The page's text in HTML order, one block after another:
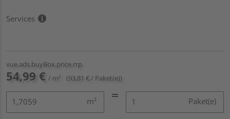
Services
vue.ads.buyBox.price.rrp
54,99 € / m² (93,81 € / Paket(e))
m² Paket(e)